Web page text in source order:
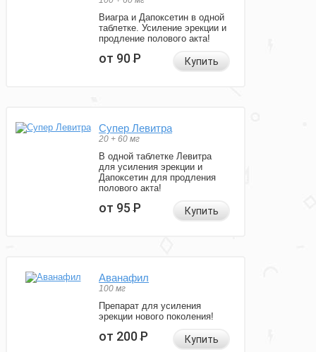
Виагра и Дапоксетин в одной
таблетке. Усиление эрекции и
продление полового акта!
от 90Р Купить
Супер Левитра
20 + 60 мг
В одной таблетке Левитра
для усиления эрекции и
Дапоксетин для продления
полового акта!
от 95Р Купить
Аванафил
100 мг
Препарат для усиления
эрекции нового поколения!
от 200Р Купить